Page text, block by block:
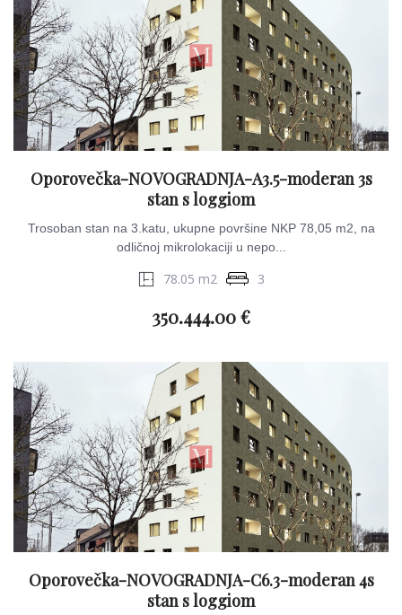
Oporovečka-NOVOGRADNJA-A3.5-moderan 3s
stan s loggiom
Trosoban stan na 3.katu, ukupne površine NKP 78,05 m2, na
odličnoj mikrolokaciji u nepo...
78.05 m2 3
350.444.00 €
Oporovečka-NOVOGRADNJA-C6.3-moderan 4s
stan s loggiom